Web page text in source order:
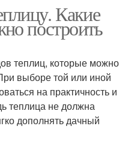
Какие
построить
теплиц, которые можно
выборе той или иной
на практичность и
теплица не должна
дополнять дачный